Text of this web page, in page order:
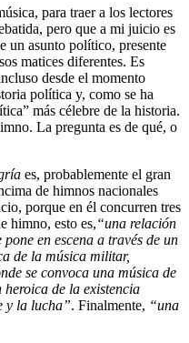
para traer a los lectores
pero que a mi juicio es
un asunto político, presente
matices diferentes. Es
desde el momento
política y, como se ha
más célebre de la historia.
La pregunta es de qué, o
es, probablemente el gran
de himnos nacionales
porque en él concurren tres
himno, esto es,“una relación
en escena a través de un
de la música militar,
se convoca una música de
de la existencia
y la lucha”. Finalmente, “una